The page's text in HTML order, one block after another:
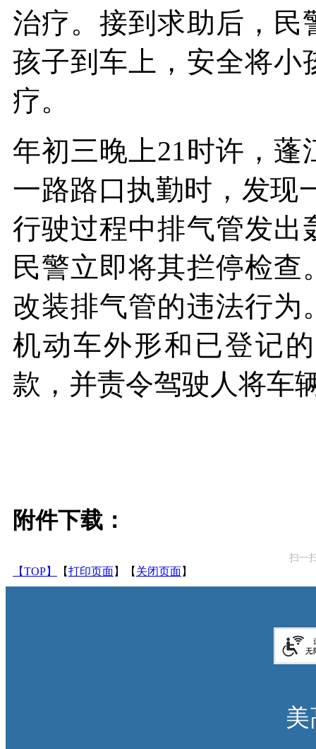
治疗。接到求助后，民
孩子到车上，安全将小
疗。
年初三晚上21时许，
一路路口执勤时，发现
行驶过程中排气管发出
民警立即将其拦停检
改装排气管的违法行为
机动车外形和已登记
款，并责令驾驶人将车
附件下载：
扫一
【TOP】 【打印页面】【 关闭页面】
美